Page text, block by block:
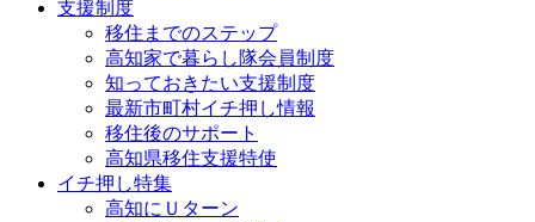
支援制度
移住までのステップ
高知家で暮らし隊会員制度
知っておきたい支援制度
最新市町村イチ押し情報
移住後のサポート
高知県移住支援特使
イチ押し特集
高知にＵターン